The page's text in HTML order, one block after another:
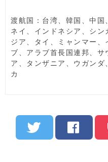
渡航国：台湾、韓国、中
ネイ、インドネシア、シ
ジア、タイ、ミャンマー
ブ、アラブ首長国連邦、
ア、タンザニア、ウガン
カ